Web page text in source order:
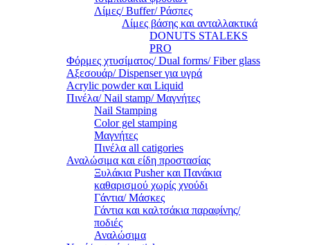
Λίμες/ Buffer/ Ράσπες
Λίμες βάσης και ανταλλακτικά
DONUTS STALEKS
PRO
Φόρμες χτυσίματος/ Dual forms/ Fiber glass
Αξεσουάρ/ Dispenser για υγρά
Acrylic powder και Liquid
Πινέλα/ Nail stamp/ Μαγνήτες
Nail Stamping
Color gel stamping
Μαγνήτες
Πινέλα all catigories
Αναλώσιμα και είδη προστασίας
Ξυλάκια Pusher και Πανάκια
καθαρισμού χωρίς χνούδι
Γάντια/ Μάσκες
Γάντια και καλτσάκια παραφίνης/
ποδιές
Αναλώσιμα